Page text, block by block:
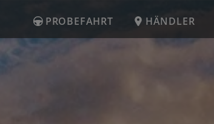
PROBEFAHRT HÄNDLER